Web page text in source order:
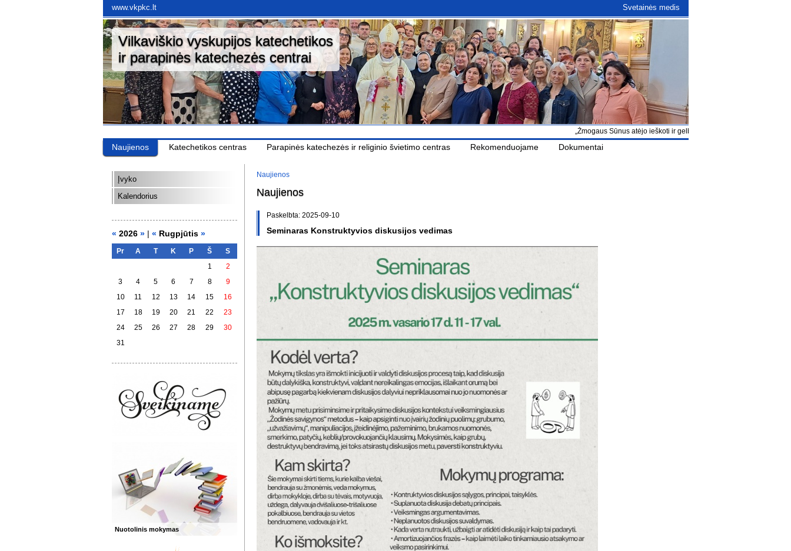
www.vkpkc.lt Svetainės medis
Vilkaviškio vyskupijos katechetikos
ir parapinės katechezės centrai
„Žmogaus Sūnus atėjo ieškoti ir gelbėti, kas buvo pražuvę“ Lk 19, 10
Naujienos Katechetikos centras Parapinės katechezės ir religinio švietimo centras Rekomenduojame Dokumentai
Įvyko
Kalendorius
« 2026 » | « Rugpjūtis »
Pr A T K P Š
S
1
2
3
4 5 6 7 8
9
10
11 12 13 14 15
16
17
18 19 20 21 22
23
24
25 26 27 28 29
30
31
Nuotolinis mokymas
Naujienos
Naujienos
Paskelbta: 2025-09-10
Seminaras Konstruktyvios diskusijos vedimas